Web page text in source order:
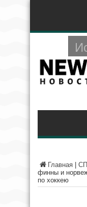
Главная
финны и
по хоккею